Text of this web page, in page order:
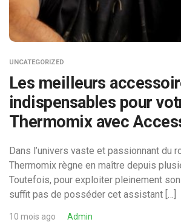
UNCATEGORIZED
Les meilleurs
indispensables pour
Thermomix avec
Dans l’univers vaste et passionnant du
Thermomix règne en maître depuis
Toutefois, pour exploiter pleinement
suffit pas de posséder cet assistant […]
10 mois ago Admin